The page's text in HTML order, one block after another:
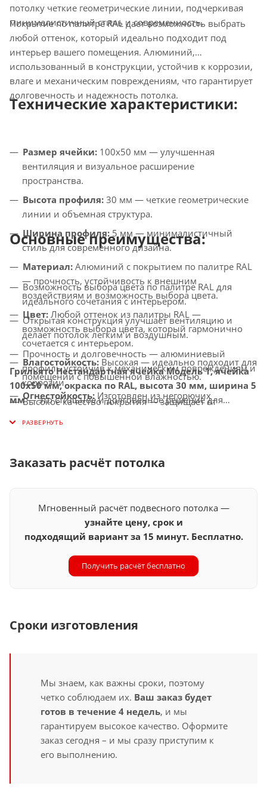
потолку четкие геометрические линии, подчеркивая
минималистичный стиль и современность.
Покрытие по палитре RAL дает возможность выбрать
любой оттенок, который идеально подходит под
интерьер вашего помещения. Алюминий,
использованный в конструкции, устойчив к коррозии,
влаге и механическим повреждениям, что гарантирует
долговечность и надежность потолка.
Технические характеристики:
Размер ячейки: 100х50 мм — улучшенная
вентиляция и визуальное расширение
пространства.
Высота профиля: 30 мм — четкие геометрические
линии и объемная структура.
Ширина профиля: 5 мм — минималистичный
стиль для современного дизайна.
Материал: Алюминий с покрытием по палитре RAL
— прочность, устойчивость к внешним
воздействиям и возможность выбора цвета.
Цвет: Любой оттенок из палитры RAL —
возможность выбора цвета, который гармонично
сочетается с интерьером.
Влагостойкость: Высокая — идеально подходит для
помещений с повышенной влажностью.
Огнестойкость: Изготовлен из негорючих
материалов, соответствует современным стандартам
безопасности.
интегрируется с LED-светильниками и другими
осветительными системами.
Основные преимущества:
Возможность выбора цвета по палитре RAL для
идеального сочетания с интерьером.
Открытая конструкция улучшает вентиляцию и
делает потолок легким и воздушным.
Прочность и долговечность — алюминиевый
профиль устойчив к механическим повреждениям и
коррозии.
Высокое качество покрытия — защищает от
для офисов, торговых центров, медицинских
Грильято Нестандартная ячейка Модель 1, ячейка
100х50 мм, окраска по RAL, высота 30 мм, ширина 5
мм— это стильное и долговечное решение для
которое придаст вашему интерьеру индивидуальность
Заказать расчёт потолка
Мгновенный расчёт подвесного потолка —
узнайте цену, срок и
подходящий вариант за 15 минут. Бесплатно.
Получить расчёт бесплатно
Сроки изготовления
Мы знаем, как важны сроки, поэтому
четко соблюдаем их. Ваш заказ будет
готов в течение 4 недель, и мы
гарантируем высокое качество. Оформите
заказ сегодня – и мы сразу приступим к
его выполнению.